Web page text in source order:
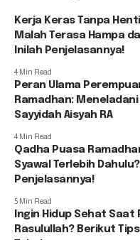
Kerja Keras Tanpa
Malah Terasa Hampa
Inilah Penjelasannya!
4 Min Read
Peran Ulama
Ramadhan:
Sayyidah Aisyah RA
4 Min Read
Qadha Puasa
Syawal Terlebih
Penjelasannya!
5 Min Read
Ingin Hidup Sehat Saat
Rasulullah? Berikut